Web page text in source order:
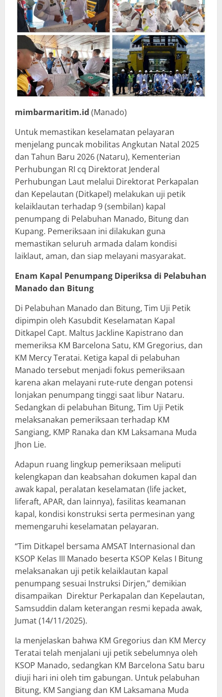
mimbarmaritim.id (Manado)
Untuk memastikan keselamatan pelayaran
menjelang puncak mobilitas Angkutan Natal 2025
dan Tahun Baru 2026 (Nataru), Kementerian
Perhubungan RI cq Direktorat Jenderal
Perhubungan Laut melalui Direktorat Perkapalan
dan Kepelautan (Ditkapel) melakukan uji petik
kelaiklautan terhadap 9 (sembilan) kapal
penumpang di Pelabuhan Manado, Bitung dan
Kupang. Pemeriksaan ini dilakukan guna
memastikan seluruh armada dalam kondisi
laiklaut, aman, dan siap melayani masyarakat.
Enam Kapal Penumpang Diperiksa di Pelabuhan
Manado dan Bitung
Di Pelabuhan Manado dan Bitung, Tim Uji Petik
dipimpin oleh Kasubdit Keselamatan Kapal
Ditkapel Capt. Maltus Jackline Kapistrano dan
memeriksa KM Barcelona Satu, KM Gregorius, dan
KM Mercy Teratai. Ketiga kapal di pelabuhan
Manado tersebut menjadi fokus pemeriksaan
karena akan melayani rute-rute dengan potensi
lonjakan penumpang tinggi saat libur Nataru.
Sedangkan di pelabuhan Bitung, Tim Uji Petik
melaksanakan pemeriksaan terhadap KM
Sangiang, KMP Ranaka dan KM Laksamana Muda
Jhon Lie.
Adapun ruang lingkup pemeriksaan meliputi
kelengkapan dan keabsahan dokumen kapal dan
awak kapal, peralatan keselamatan (life jacket,
liferaft, APAR, dan lainnya), fasilitas keamanan
kapal, kondisi konstruksi serta permesinan yang
memengaruhi keselamatan pelayaran.
“Tim Ditkapel bersama AMSAT Internasional dan
KSOP Kelas III Manado beserta KSOP Kelas I Bitung
melaksanakan uji petik kelaiklautan kapal
penumpang sesuai Instruksi Dirjen,” demikian
disampaikan Direktur Perkapalan dan Kepelautan,
Samsuddin dalam keterangan resmi kepada awak,
Jumat (14/11/2025).
Ia menjelaskan bahwa KM Gregorius dan KM Mercy
Teratai telah menjalani uji petik sebelumnya oleh
KSOP Manado, sedangkan KM Barcelona Satu baru
diuji hari ini oleh tim gabungan. Untuk pelabuhan
Bitung, KM Sangiang dan KM Laksamana Muda